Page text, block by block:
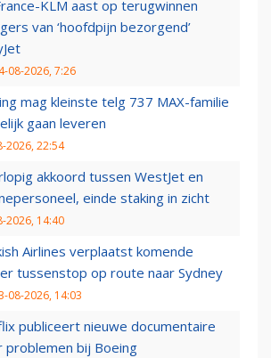
KLM aast op terugwinnen
van ‘hoofdpijn bezorgend’
08-2026, 7:26
mag kleinste telg 737 MAX-familie
gaan leveren
2026, 22:54
akkoord tussen WestJet en
einde staking in zicht
2026, 14:40
Airlines verplaatst komende
tussenstop op route naar Sydney
08-2026, 14:03
publiceert nieuwe documentaire
problemen bij Boeing